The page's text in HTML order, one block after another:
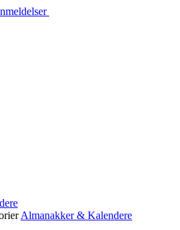
Almanakker & Kalendere